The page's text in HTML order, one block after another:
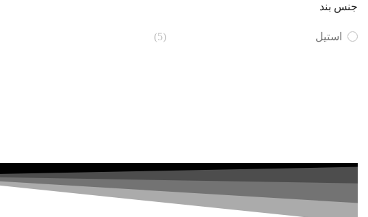
جنس بند
استیل (5)